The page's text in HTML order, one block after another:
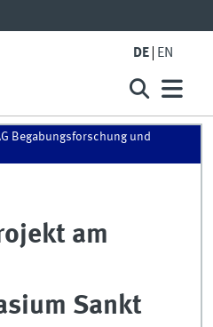
DE EN
Begabungsforschung und
am
Sankt